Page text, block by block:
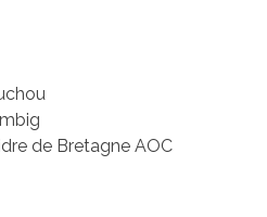
de Bretagne AOC